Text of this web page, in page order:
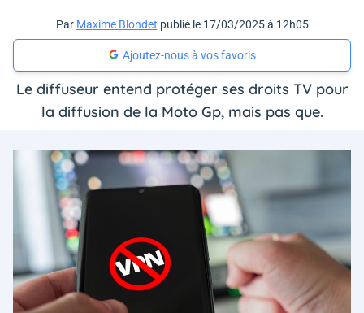
Par Maxime Blondet publié le 17/03/2025 à 12h05
Ajoutez-nous à vos favoris
Le diffuseur entend protéger ses droits TV pour
la diffusion de la Moto Gp, mais pas que.